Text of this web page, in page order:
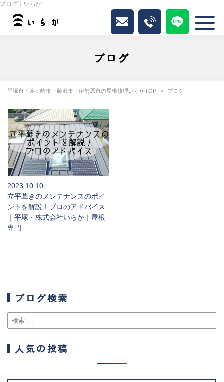
ブログ｜いらか
ブログ
平塚市・茅ヶ崎市・藤沢市・伊勢原市の屋根修理いらかTOP ブログ
2023.10.10
立平葺きのメンテナンスのポイ
ントを解説！プロのアドバイス
｜平塚・株式会社いらか｜屋根
専門
ブログ検索
人気の投稿